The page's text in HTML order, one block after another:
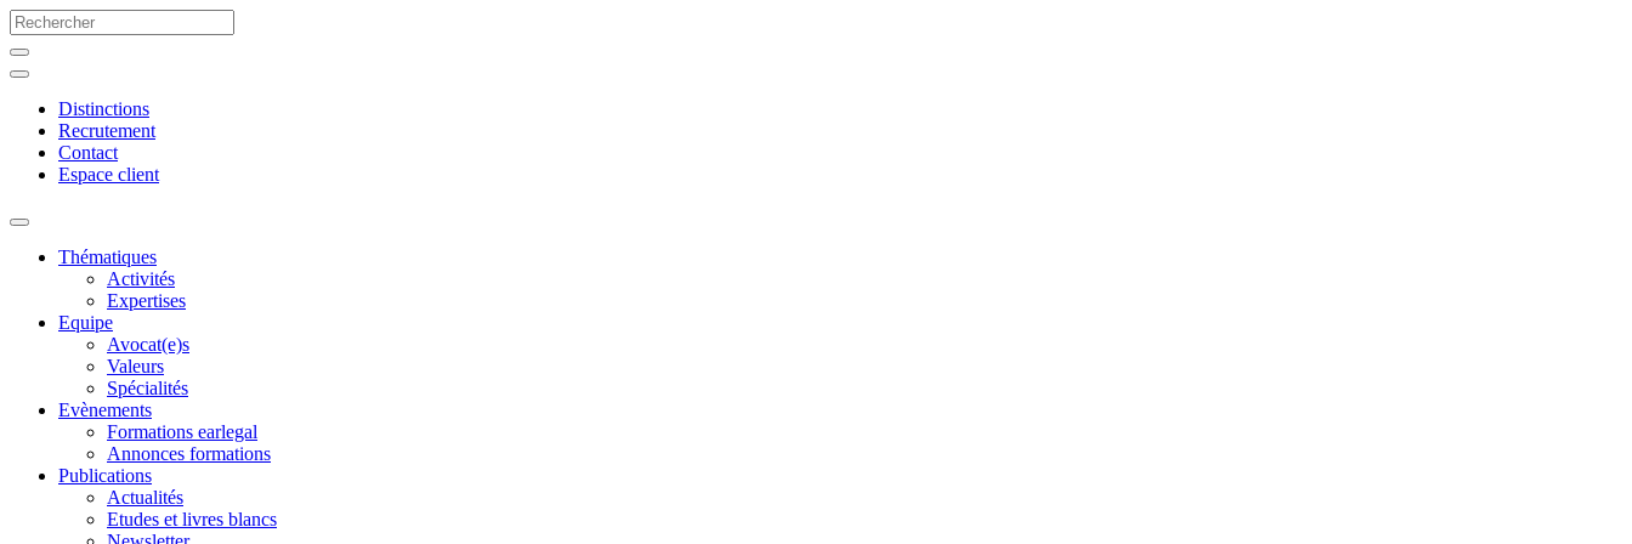
Distinctions
Recrutement
Contact
Espace client
Thématiques
Activités
Expertises
Equipe
Avocat(e)s
Valeurs
Spécialités
Evènements
Formations earlegal
Annonces formations
Publications
Actualités
Etudes et livres blancs